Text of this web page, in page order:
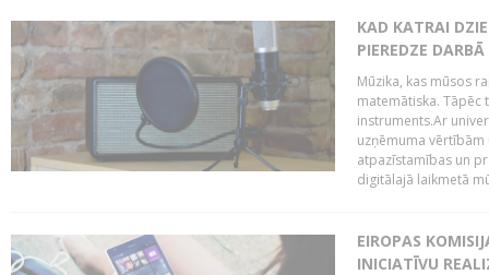
KAD KATRAI
PIEREDZE
Mūzika, kas mūsos
matemātiska. Tāpēc
instruments.Ar
uzņēmuma
atpazīstamības un
digitālajā laikmetā
EIROPAS
INICIATĪVU